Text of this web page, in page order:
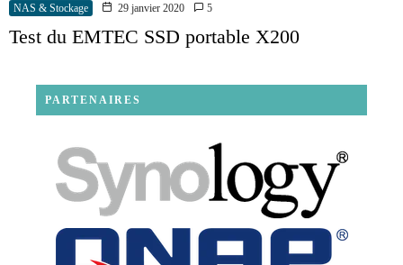
NAS & Stockage 29 janvier 2020 5
Test du EMTEC SSD portable X200
PARTENAIRES